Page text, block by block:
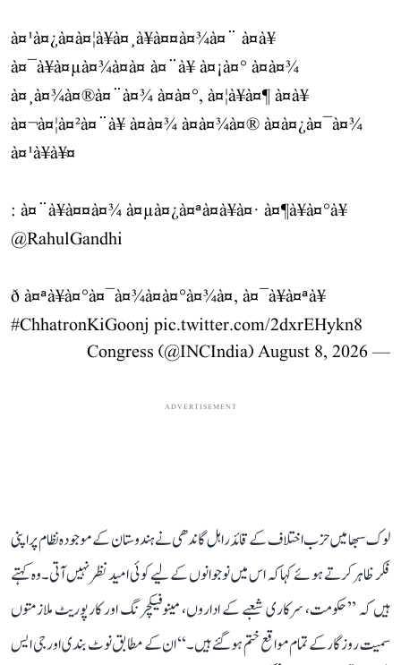
à¤¹à¤¿à¤à¤¦à¥à¤¸à¥à¤¤à¤¾à¤¨ à¤à¥
à¤¯à¥à¤µà¤¾à¤à¤ à¤¨à¥ à¤¡à¤° à¤à¤¾
à¤¸à¤¾à¤®à¤¨à¤¾ à¤à¤°, à¤¦à¥à¤¶ à¤à¥
à¤¬à¤¦à¤²à¤¨à¥ à¤à¤¾ à¤à¤¾à¤® à¤à¤¿à¤¯à¤¾
à¤¹à¥à¥¤
: à¤¨à¥à¤¤à¤¾ à¤µà¤¿à¤ªà¤à¥à¤· à¤¶à¥à¤°à¥
@RahulGandhi
ð à¤ªà¥à¤°à¤¯à¤¾à¤à¤°à¤¾à¤, à¤¯à¥à¤ªà¥
#ChhatronKiGoonj pic.twitter.com/2dxrEHykn8
— Congress (@INCIndia)
August 8, 2026
ADVERTISEMENT
لوک سبھا میں حزب اختلاف کے قائد راہل گاندھی نے ہندوستان کے موجودہ نظام پر اپنی
فکر ظاہر کرتے ہوئے کہا کہ اس میں نوجوانوں کے لیے کوئی امید نظر نہیں آتی۔ وہ کہتے
ہیں کہ ’’حکومت، سرکاری شعبے کے اداروں، مینوفیکچرنگ اور کارپوریٹ ملازمتوں
سمیت روزگار کے تمام مواقع ختم ہو گئے ہیں۔‘‘ ان کے مطابق نوٹ بندی اور جی ایس